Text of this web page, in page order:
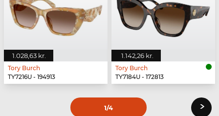
1.028,63 kr.
Tory Burch
TY7216U - 194913
1.142,26 kr.
Tory Burch
TY7184U - 172813
1/4 ›